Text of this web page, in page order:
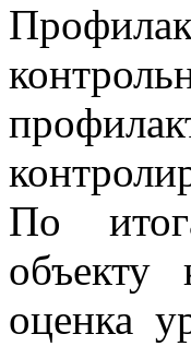
По
объекту
оценка